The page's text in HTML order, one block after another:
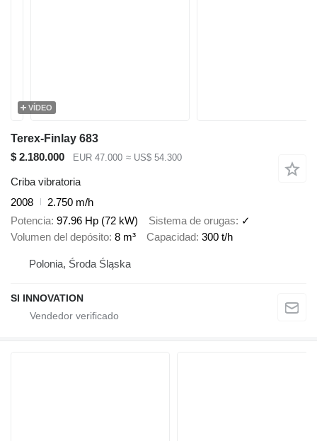
VÍDEO
Terex-Finlay 683
$ 2.180.000
EUR 47.000 ≈ US$ 54.300
Criba vibratoria
2008
2.750 m/h
Potencia 97.96 Hp (72 kW) Sistema de orugas
✓
Volumen del depósito 8 m³ Capacidad 300 t/h
Polonia, Środa Śląska
SI INNOVATION